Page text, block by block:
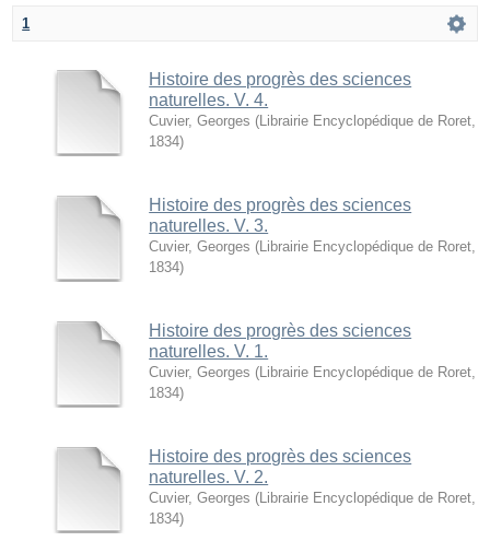
1
Histoire des progrès des sciences
naturelles. V. 4.
Cuvier, Georges ( Librairie Encyclopédique de Roret
1834)
Histoire des progrès des sciences
naturelles. V. 3.
Cuvier, Georges ( Librairie Encyclopédique de Roret
1834)
Histoire des progrès des sciences
naturelles. V. 1.
Cuvier, Georges ( Librairie Encyclopédique de Roret
1834)
Histoire des progrès des sciences
naturelles. V. 2.
Cuvier, Georges ( Librairie Encyclopédique de Roret
1834)